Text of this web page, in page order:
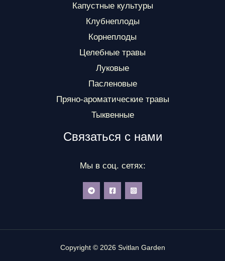
Капустные культуры
Клубнеплоды
Корнеплоды
Целебные травы
Луковые
Пасленовые
Пряно-ароматические травы
Тыквенные
Связаться с нами
Мы в соц. сетях:
Copyright © 2026 Svitlan Garden